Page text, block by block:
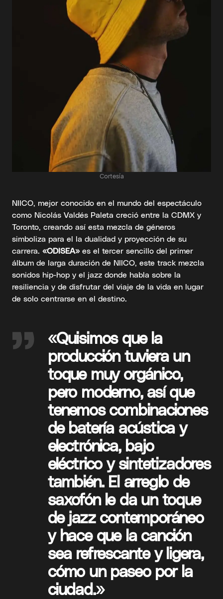
Cortesía
NIICO, mejor conocido en el mundo del espectáculo
como Nicolás Valdés Paleta creció entre la CDMX y
Toronto, creando así esta mezcla de géneros
simboliza para el la dualidad y proyección de su
carrera. «ODISEA» es el tercer sencillo del primer
álbum de larga duración de NIICO, este track mezcla
sonidos hip-hop y el jazz donde habla sobre la
resiliencia y de disfrutar del viaje de la vida en lugar
de solo centrarse en el destino.
«Quisimos que la
producción tuviera un
toque muy orgánico,
pero moderno, así que
tenemos combinaciones
de batería acústica y
electrónica, bajo
eléctrico y sintetizadores
también. El arreglo de
saxofón le da un toque
de jazz contemporáneo
y hace que la canción
sea refrescante y ligera,
cómo un paseo por la
ciudad.»